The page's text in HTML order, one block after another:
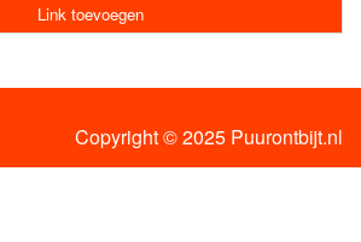
Link toevoegen
Copyright © 2025 Puurontbijt.nl